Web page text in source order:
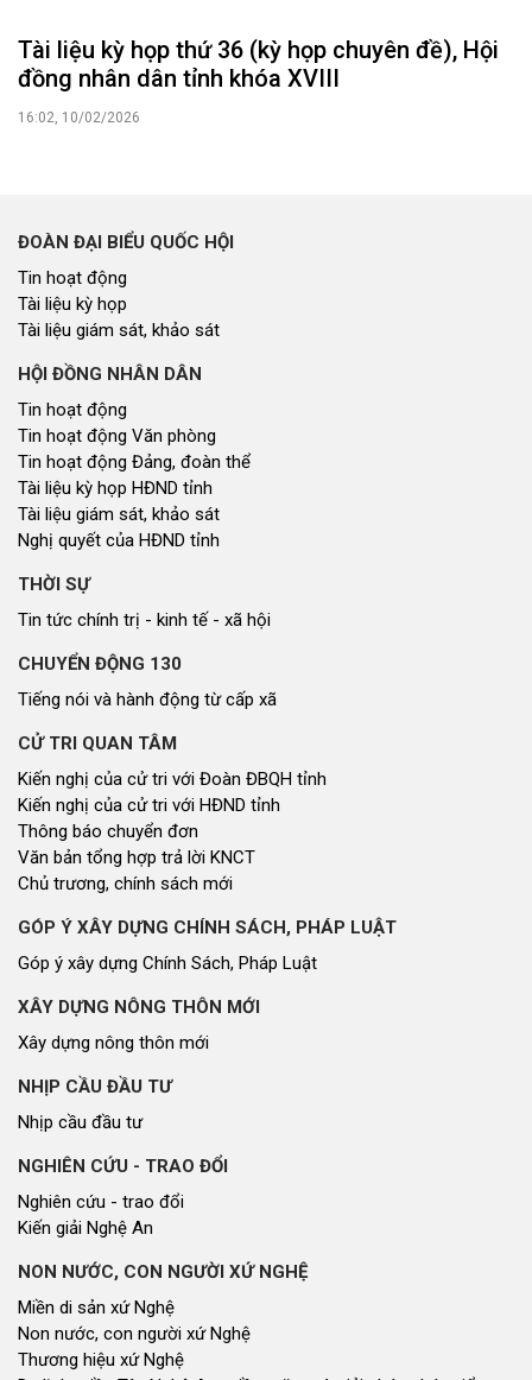
Tài liệu kỳ họp thứ 36 (kỳ họp chuyên đề), Hội
đồng nhân dân tỉnh khóa XVIII
16:02, 10/02/2026
ĐOÀN ĐẠI BIỂU QUỐC HỘI
Tin hoạt động
Tài liệu kỳ họp
Tài liệu giám sát, khảo sát
HỘI ĐỒNG NHÂN DÂN
Tin hoạt động
Tin hoạt động Văn phòng
Tin hoạt động Đảng, đoàn thể
Tài liệu kỳ họp HĐND tỉnh
Tài liệu giám sát, khảo sát
Nghị quyết của HĐND tỉnh
THỜI SỰ
Tin tức chính trị - kinh tế - xã hội
CHUYỂN ĐỘNG 130
Tiếng nói và hành động từ cấp xã
CỬ TRI QUAN TÂM
Kiến nghị của cử tri với Đoàn ĐBQH tỉnh
Kiến nghị của cử tri với HĐND tỉnh
Thông báo chuyển đơn
Văn bản tổng hợp trả lời KNCT
Chủ trương, chính sách mới
GÓP Ý XÂY DỰNG CHÍNH SÁCH, PHÁP LUẬT
Góp ý xây dựng Chính Sách, Pháp Luật
XÂY DỰNG NÔNG THÔN MỚI
Xây dựng nông thôn mới
NHỊP CẦU ĐẦU TƯ
Nhịp cầu đầu tư
NGHIÊN CỨU - TRAO ĐỔI
Nghiên cứu - trao đổi
Kiến giải Nghệ An
NON NƯỚC, CON NGƯỜI XỨ NGHỆ
Miền di sản xứ Nghệ
Non nước, con người xứ Nghệ
Thương hiệu xứ Nghệ